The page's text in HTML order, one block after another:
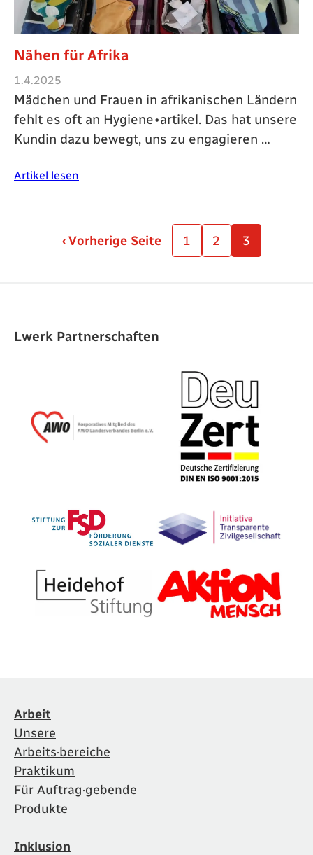
Nähen für Afrika
1.4.2025
Mädchen und Frauen in afrikanischen Ländern
fehlt es oft an Hygiene∙artikel. Das hat unsere
Kundin dazu bewegt, uns zu engagieren …
Artikel lesen
‹ Vorherige Seite 1 2 3
Lwerk Partnerschaften
Arbeit
Unsere
Arbeits·bereiche
Praktikum
Für Auftrag·gebende
Produkte
Inklusion